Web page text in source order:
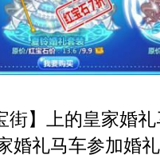
】上的皇家婚
婚礼马车参加婚